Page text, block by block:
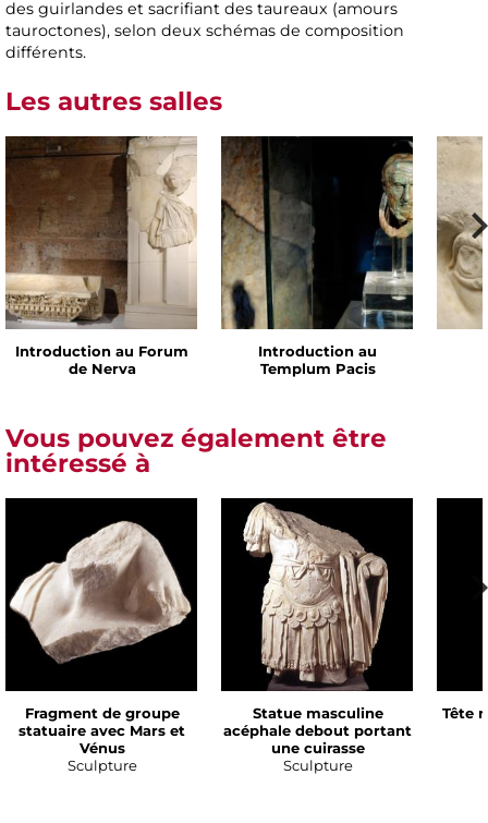
des guirlandes et sacrifiant des taureaux (amours
tauroctones), selon deux schémas de composition
différents.
Les autres salles
Introduction au Forum
de Nerva
Introduction au
Templum Pacis
Vous pouvez également être
intéressé à
Fragment de groupe
statuaire avec Mars et
Vénus
Sculpture
Statue masculine
acéphale debout portant
une cuirasse
Sculpture
Tête